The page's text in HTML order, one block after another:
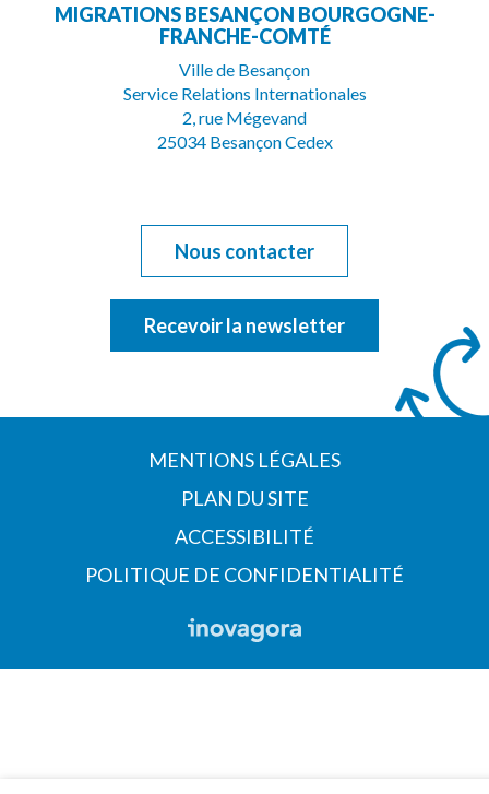
le
compte
Facebook
la
MIGRATIONS BESANÇON BOURGOGNE-
FRANCHE-COMTÉ
Ville de Besançon
Service Relations Internationales
2, rue Mégevand
25034 Besançon Cedex
Nous contacter
Recevoir la newsletter
MENTIONS LÉGALES
PLAN DU SITE
ACCESSIBILITÉ
POLITIQUE DE CONFIDENTIALITÉ